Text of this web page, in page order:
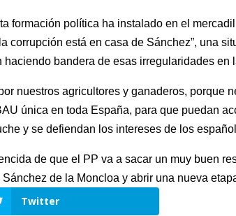
formación política ha instalado en el
corrupción está en casa de Sánchez”, una
bandera de esas irregularidades en
nuestros agricultores y ganaderos, porque
única en toda España, para que puedan
y se defiendan los intereses de los
de que el PP va a sacar un muy buen
de la Moncloa y abrir una nueva
Twitter